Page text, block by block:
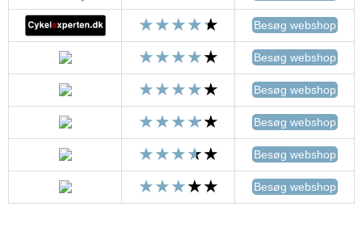
Besøg webshop
Besøg webshop
Besøg webshop
Besøg webshop
Besøg webshop
Besøg webshop